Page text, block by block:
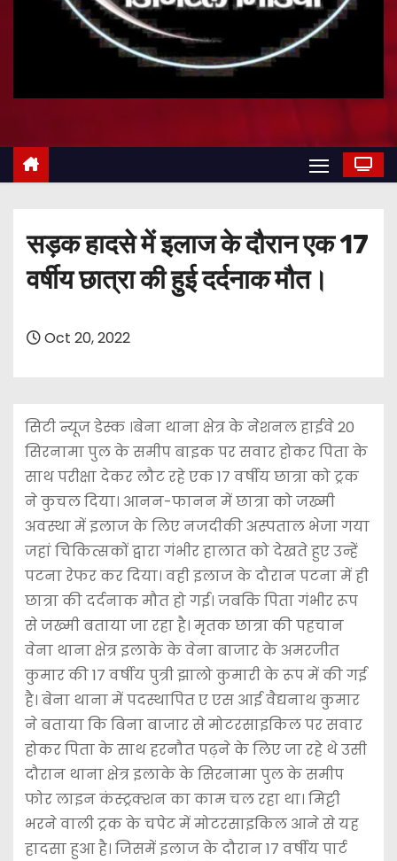
सड़क हादसे में इलाज के दौरान एक 17
वर्षीय छात्रा की हुई दर्दनाक मौत।
Oct 20, 2022
सिटी न्यूज डेस्क ।बेना थाना क्षेत्र के नेशनल हाईवे 20
सिरनामा पुल के समीप बाइक पर सवार होकर पिता के
साथ परीक्षा देकर लौट रहे एक 17 वर्षीय छात्रा को ट्रक
ने कुचल दिया। आनन-फानन में छात्रा को जख्मी
अवस्था में इलाज के लिए नजदीकी अस्पताल भेजा गया
जहां चिकित्सकों द्वारा गंभीर हालात को देखते हुए उन्हें
पटना रेफर कर दिया। वही इलाज के दौरान पटना में ही
छात्रा की दर्दनाक मौत हो गई। जबकि पिता गंभीर रूप
से जख्मी बताया जा रहा है। मृतक छात्रा की पहचान
वेना थाना क्षेत्र इलाके के वेना बाजार के अमरजीत
कुमार की 17 वर्षीय पुत्री झालो कुमारी के रूप में की गई
है। बेना थाना में पदस्थापित ए एस आई वैद्यनाथ कुमार
ने बताया कि बिना बाजार से मोटरसाइकिल पर सवार
होकर पिता के साथ हरनौत पढ़ने के लिए जा रहे थे उसी
दौरान थाना क्षेत्र इलाके के सिरनामा पुल के समीप
फोर लाइन कंस्ट्रक्शन का काम चल रहा था। मिट्टी
भरने वाली ट्रक के चपेट में मोटरसाइकिल आने से यह
हादसा हुआ है। जिसमें इलाज के दौरान 17 वर्षीय पार्ट